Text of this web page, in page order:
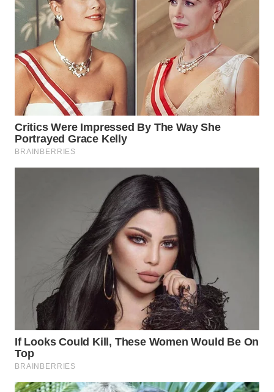
TANI
WAHANA
ADVOKAT
WAHANA
INFRASTRUKTUR
WAHANA
KONSUMEN
WAHANANEWS
ID
WAHANANEWS
CO ID